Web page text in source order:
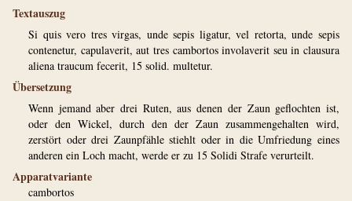
Textauszug
Si quis vero tres virgas, unde sepis ligatur, vel retorta, unde sepis
contenetur, capulaverit, aut tres cambortos involaverit seu in clausura
aliena traucum fecerit, 15 solid. multetur.
Übersetzung
Wenn jemand aber drei Ruten, aus denen der Zaun geflochten ist,
oder den Wickel, durch den der Zaun zusammengehalten wird,
zerstört oder drei Zaunpfähle stiehlt oder in die Umfriedung eines
anderen ein Loch macht, werde er zu 15 Solidi Strafe verurteilt.
Apparatvariante
cambortos